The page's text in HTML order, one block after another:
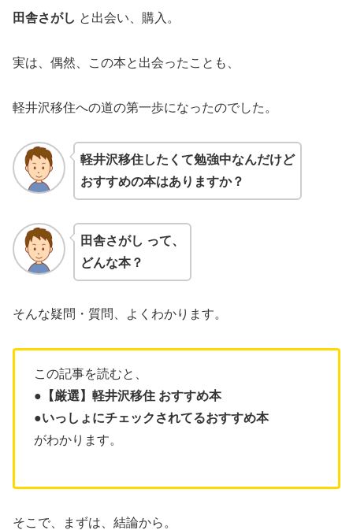
田舎さがし と出会い、購入。
実は、偶然、この本と出会ったことも、
軽井沢移住への道の第一歩になったのでした。
軽井沢移住したくて勉強中なんだけど
おすすめの本はありますか？
田舎さがし って、
どんな本？
そんな疑問・質問、よくわかります。
この記事を読むと、
●【厳選】軽井沢移住 おすすめ本
●いっしょにチェックされてるおすすめ本
がわかります。
そこで、まずは、結論から。